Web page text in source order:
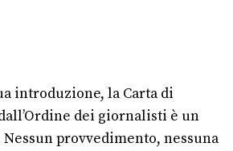
introduzione, la Carta di
dei giornalisti è un
provvedimento, nessuna